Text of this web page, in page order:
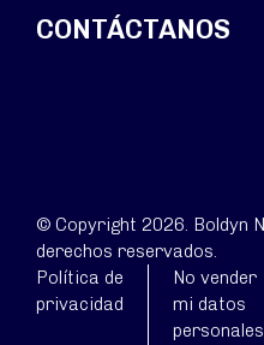
CONTÁCTANOS
© Copyright 2026. Boldyn
derechos reservados.
Política de
privacidad
No vender
mi datos
personales